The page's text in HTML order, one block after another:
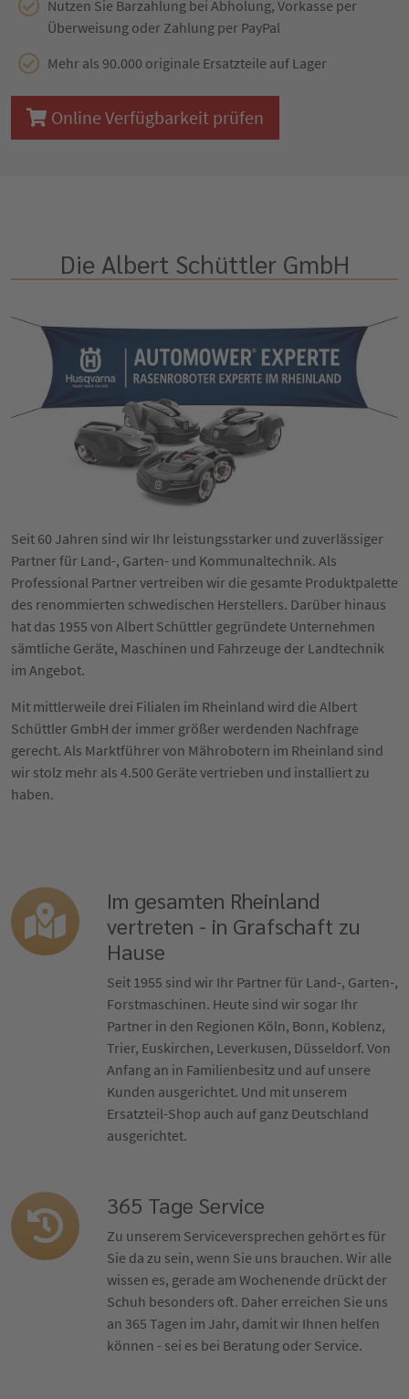
Nutzen Sie Barzahlung bei Abholung, Vorkasse per
Überweisung oder Zahlung per PayPal
Mehr als 90.000 originale Ersatzteile auf Lager
Online Verfügbarkeit prüfen
Die Albert Schüttler GmbH
Seit 60 Jahren sind wir Ihr leistungsstarker und zuverlässiger
Partner für Land-, Garten- und Kommunaltechnik. Als
Professional Partner vertreiben wir die gesamte Produktpalette
des renommierten schwedischen Herstellers. Darüber hinaus
hat das 1955 von Albert Schüttler gegründete Unternehmen
sämtliche Geräte, Maschinen und Fahrzeuge der Landtechnik
im Angebot.
Mit mittlerweile drei Filialen im Rheinland wird die Albert
Schüttler GmbH der immer größer werdenden Nachfrage
gerecht. Als Marktführer von Mährobotern im Rheinland sind
wir stolz mehr als 4.500 Geräte vertrieben und installiert zu
haben.
Im gesamten Rheinland
vertreten - in Grafschaft zu
Hause
Seit 1955 sind wir Ihr Partner für Land-, Garten-,
Forstmaschinen. Heute sind wir sogar Ihr
Partner in den Regionen Köln, Bonn, Koblenz,
Trier, Euskirchen, Leverkusen, Düsseldorf. Von
Anfang an in Familienbesitz und auf unsere
Kunden ausgerichtet. Und mit unserem
Ersatzteil-Shop auch auf ganz Deutschland
ausgerichtet.
365 Tage Service
Zu unserem Serviceversprechen gehört es für
Sie da zu sein, wenn Sie uns brauchen. Wir alle
wissen es, gerade am Wochenende drückt der
Schuh besonders oft. Daher erreichen Sie uns
an 365 Tagen im Jahr, damit wir Ihnen helfen
können - sei es bei Beratung oder Service.